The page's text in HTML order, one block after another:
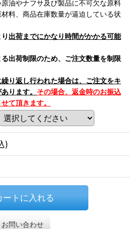
油やナフサ及び製品に不可欠な原料
料、商品在庫数量が逼迫している状
出荷までにかなり時間がかかる可能
出荷制限のため、ご注文数量を制限
り返し行われた場合は、ご注文をキ
ります。 その場合、返金時のお振込
て頂きます。
)
ートに入れる
お問い合わせ